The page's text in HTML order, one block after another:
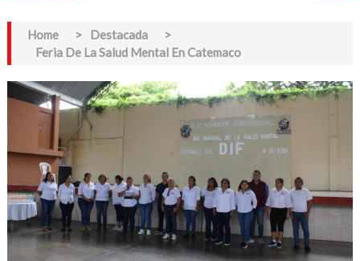
Home > Destacada
>
Feria De La Salud Mental En Catemaco